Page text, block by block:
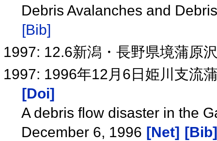
Debris Avalanches and
[Bib]
1997: 12.6新潟・長野県境蒲原
1997: 1996年12月6日姫川支流
[Doi]
A debris flow disaster in the
December 6, 1996 [Net]
[Bib]